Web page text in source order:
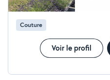
Couture
Voir le profil